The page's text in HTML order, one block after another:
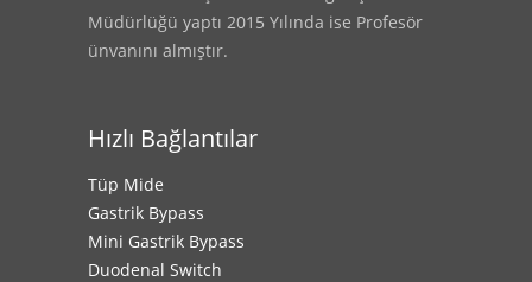
Müdürlüğü yaptı 2015 Yılında ise Profesör
ünvanını almıştır.
Hızlı Bağlantılar
Tüp Mide
Gastrik Bypass
Mini Gastrik Bypass
Duodenal Switch